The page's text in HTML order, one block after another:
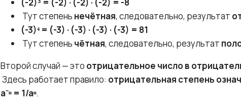
Тут степень нечётная, следовательно, результат
(-3)⁴ = (-3) · (-3) · (-3) · (-3) = 81
Тут степень чётная, следовательно, результат
Второй случай — это отрицательное число в
Здесь работает правило: отрицательная степень
a⁻ⁿ = 1/aⁿ.